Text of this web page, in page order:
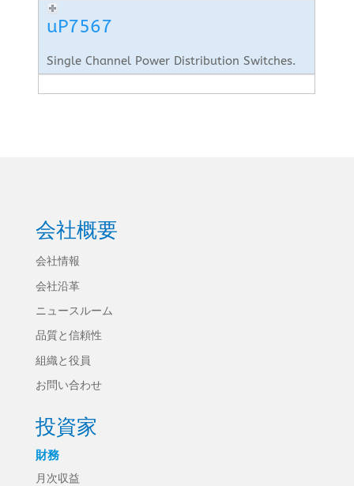
uP7567
Single Channel Power Distribution Switches.
会社概要
会社情報
会社沿革
ニュースルーム
品質と信頼性
組織と役員
お問い合わせ
投資家
財務
月次収益